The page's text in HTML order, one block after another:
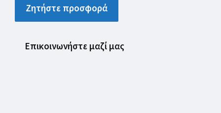
Ζητήστε προσφορά
Επικοινωνήστε μαζί μας